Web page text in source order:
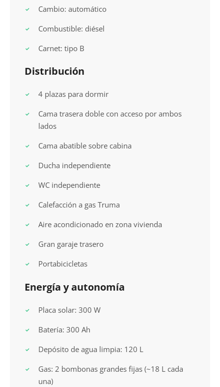
Cambio: automático
Combustible: diésel
Carnet: tipo B
Distribución
4 plazas para dormir
Cama trasera doble con acceso por ambos
lados
Cama abatible sobre cabina
Ducha independiente
WC independiente
Calefacción a gas Truma
Aire acondicionado en zona vivienda
Gran garaje trasero
Portabicicletas
Energía y autonomía
Placa solar: 300 W
Batería: 300 Ah
Depósito de agua limpia: 120 L
Gas: 2 bombonas grandes fijas (~18 L cada
una)